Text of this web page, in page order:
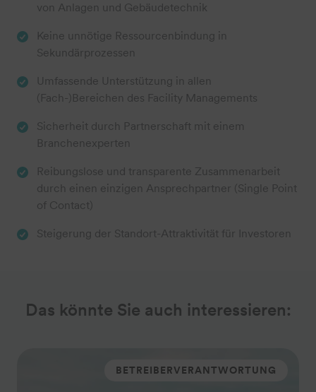
von Anlagen und Gebäudetechnik
Keine unnötige Ressourcenbindung in
Sekundärprozessen
Umfassende Unterstützung in allen
(Fach-)Bereichen des Facility Managements
Sicherheit durch Partnerschaft mit einem
Branchenexperten
Reibungslose und transparente Zusammenarbeit
durch einen einzigen Ansprechpartner (Single Point
of Contact)
Steigerung der Standort-Attraktivität für Investoren
Das könnte Sie auch interessieren:
BETREIBERVERANTWORTUNG